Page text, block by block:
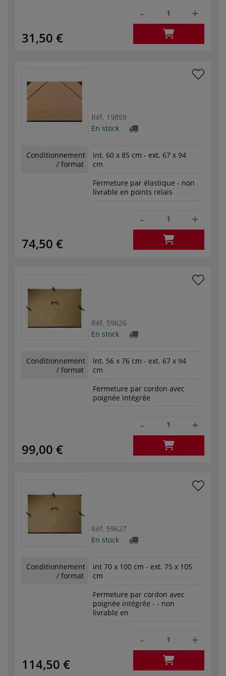
31,50 €
- +
Réf. 19859
En stock
Conditionnement
/ format
int. 60 x 85 cm - ext. 67 x 94
cm
Fermeture par élastique - non
livrable en points relais
74,50 €
- +
Réf. 59626
En stock
Conditionnement
/ format
Int. 56 x 76 cm - ext. 67 x 94
cm
Fermeture par cordon avec
poignée intégrée
99,00 €
- +
Réf. 59627
En stock
Conditionnement
/ format
int 70 x 100 cm - ext. 75 x 105
cm
Fermeture par cordon avec
poignée intégrée - - non
livrable en
114,50 €
- +